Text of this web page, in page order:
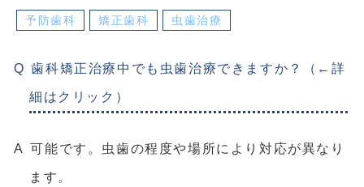
予防歯科 矯正歯科 虫歯治療
歯科矯正治療中でも虫歯治療できますか？（←詳
細はクリック）
可能です。虫歯の程度や場所により対応が異なり
ます。